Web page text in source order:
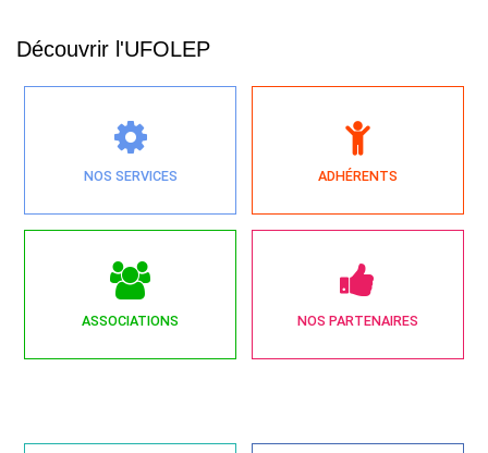
Découvrir l'UFOLEP
NOS SERVICES ADHÉRENTS
ASSOCIATIONS NOS PARTENAIRES